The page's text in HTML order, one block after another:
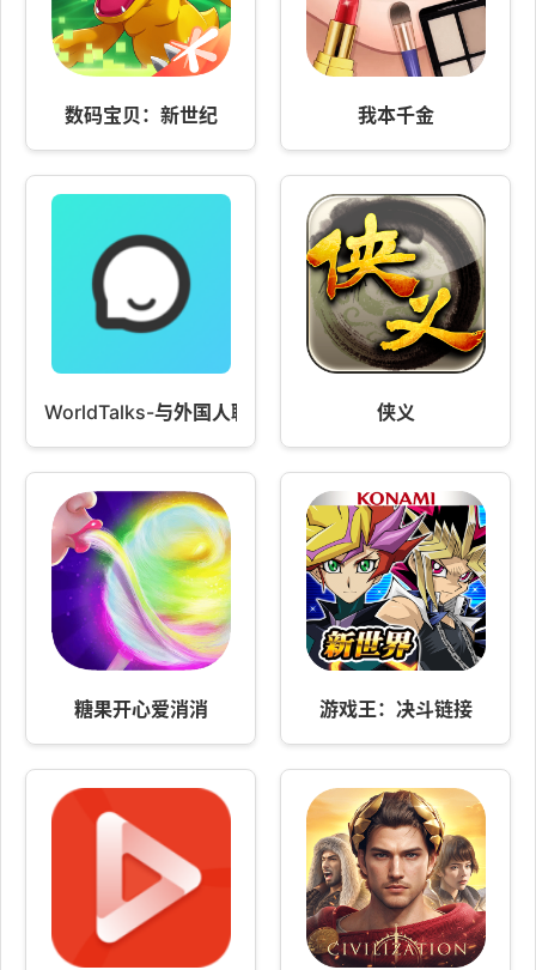
数码宝贝：新世纪 我本千金
WorldTalks-与外国人聊天交友 侠义
糖果开心爱消消 游戏王：决斗链接